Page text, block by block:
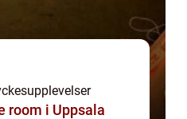
room i Uppsala